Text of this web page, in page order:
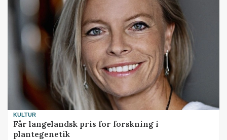
KULTUR
Får langelandsk pris for forskning i
plantegenetik